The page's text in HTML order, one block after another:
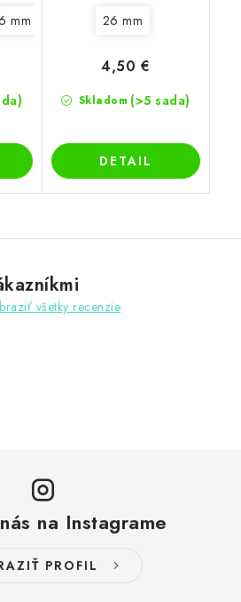
mm 26 mm
Skladom (>5 sada)
4,50 €
DETAIL
všetky recenzie
na Instagrame
PROFIL